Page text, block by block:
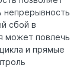
непрерывность
сбой в
может повлечь
и прямые